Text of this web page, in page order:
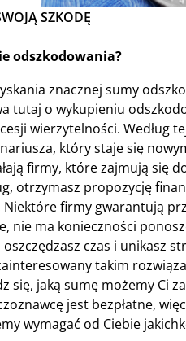
SZKODĘ
odszkodowania?
znacznej sumy
tutaj o wykupieniu
wierzytelności. Według
który staje się
firmy, które zajmują się
otrzymasz propozycję
Niektóre firmy gwarantują
nie ma konieczności
czas i unikasz
takim
się, jaką sumę możemy Ci
jest bezpłatne,
wymagać od Ciebie